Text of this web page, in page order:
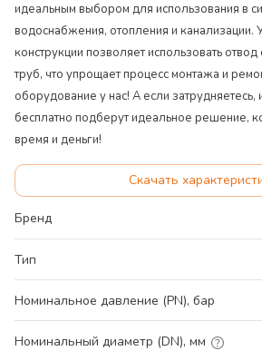
идеальным выбором для использования в
водоснабжения, отопления и канализации.
конструкции позволяет использовать
труб, что упрощает процесс монтажа и
оборудование у нас! А если
бесплатно подберут идеальное решение,
время и деньги!
Скачать
Бренд
Тип
Номинальное давление (PN), бар
Номинальный диаметр (DN), мм